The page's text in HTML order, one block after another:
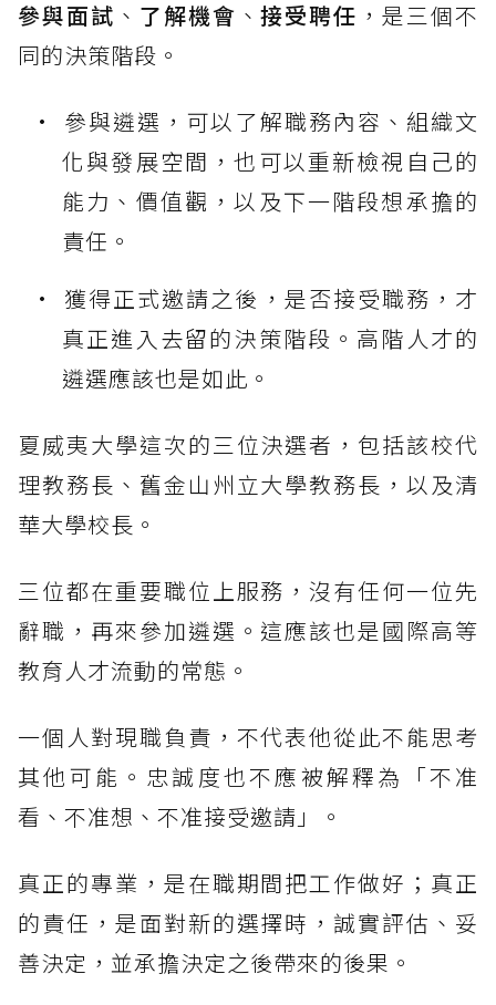
參與面試 、 了解機會 、接受聘任 ，是三個不
同的決策階段。
參與遴選，可以了解職務內容、組織文
化與發展空間，也可以重新檢視自己的
能力、價值觀，以及下一階段想承擔的
責任。
獲得正式邀請之後，是否接受職務，才
真正進入去留的決策階段。高階人才的
遴選應該也是如此。
夏威夷大學這次的三位決選者，包括該校代
理教務長、舊金山州立大學教務長，以及清
華大學校長。
三位都在重要職位上服務，沒有任何一位先
辭職，再來參加遴選。這應該也是國際高等
教育人才流動的常態。
一個人對現職負責，不代表他從此不能思考
其他可能。忠誠度也不應被解釋為「不准
看、不准想、不准接受邀請」。
真正的專業，是在職期間把工作做好；真正
的責任，是面對新的選擇時，誠實評估、妥
善決定，並承擔決定之後帶來的後果。